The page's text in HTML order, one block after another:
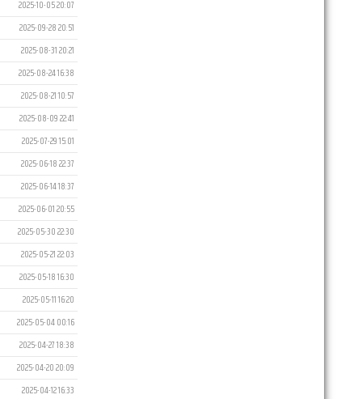
2025-10-05 20:07
2025-09-28 20:51
2025-08-31 20:21
2025-08-24 16:38
2025-08-21 10:57
2025-08-09 22:41
2025-07-29 15:01
2025-06-18 22:37
2025-06-14 18:37
2025-06-01 20:55
2025-05-30 22:30
2025-05-21 22:03
2025-05-18 16:30
2025-05-11 16:20
2025-05-04 00:16
2025-04-27 18:38
2025-04-20 20:09
2025-04-12 16:33